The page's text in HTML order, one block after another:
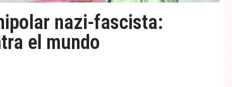
nazi-fascista:
el mundo